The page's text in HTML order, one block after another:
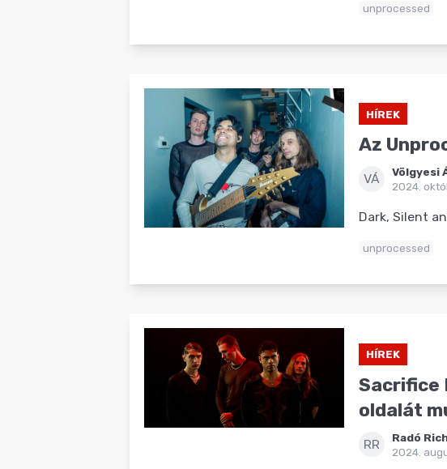
unprocessed
HÍREK
Az
VÁ
Völgyesi
2024.
Dark, Silent
unprocessed
HÍREK
Sacrifice
oldalát
RR
Radó
2024.